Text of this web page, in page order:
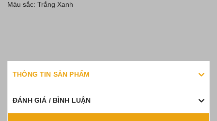
Màu sắc: Trắng Xanh
THÔNG TIN SẢN PHẨM
ĐÁNH GIÁ / BÌNH LUẬN